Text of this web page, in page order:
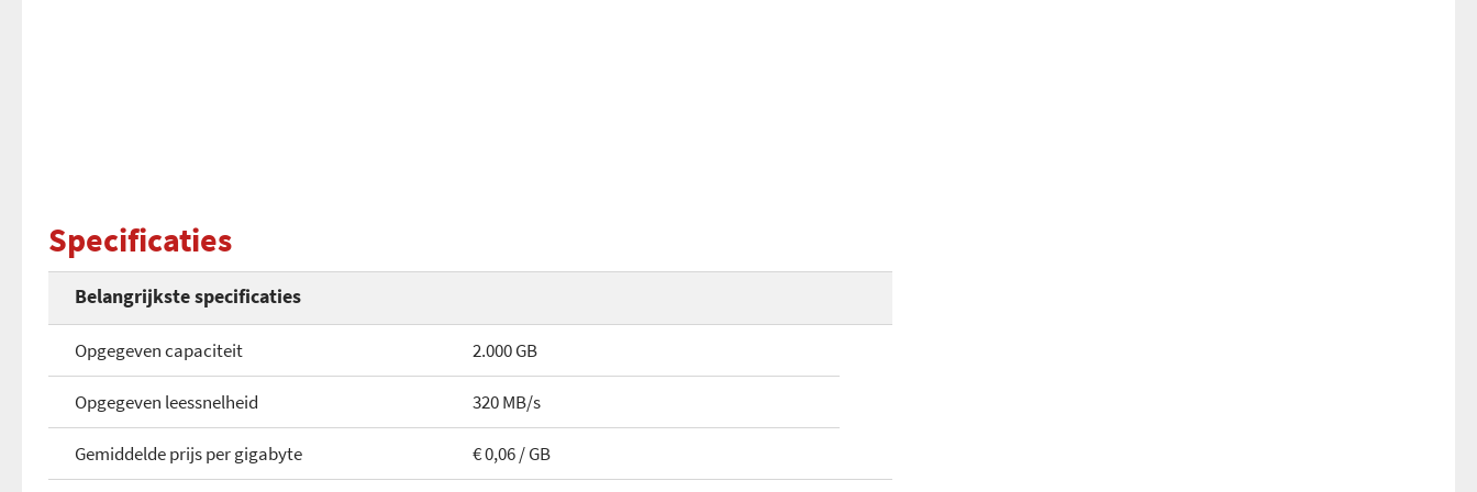
Specificaties
Belangrijkste specificaties
Opgegeven capaciteit 2.000 GB
Opgegeven leessnelheid 320 MB/s
Gemiddelde prijs per gigabyte € 0,06 / GB